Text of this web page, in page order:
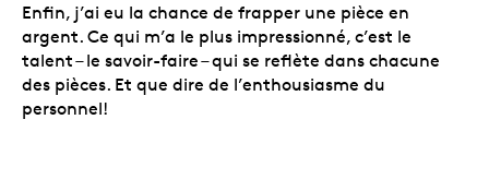
Enfin, j’ai eu la chance de frapper une pièce en
argent. Ce qui m’a le plus impressionné, c’est le
talent – le savoir-faire – qui se reflète dans chacune
des pièces. Et que dire de l’enthousiasme du
personnel!